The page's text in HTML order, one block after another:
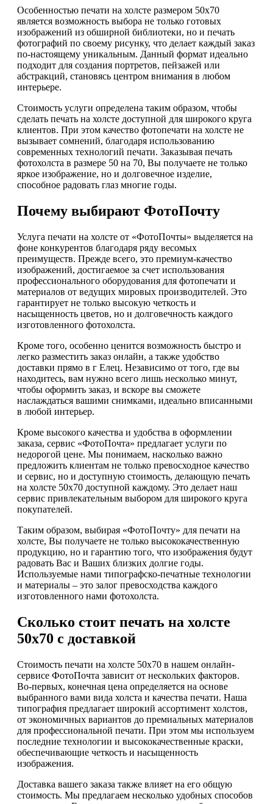
Особенностью печати на холсте размером 50х70
является возможность выбора не только готовых
изображений из обширной библиотеки, но и печать
фотографий по своему рисунку, что делает каждый заказ
по-настоящему уникальным. Данный формат идеально
подходит для создания портретов, пейзажей или
абстракций, становясь центром внимания в любом
интерьере.
Стоимость услуги определена таким образом, чтобы
сделать печать на холсте доступной для широкого круга
клиентов. При этом качество фотопечати на холсте не
вызывает сомнений, благодаря использованию
современных технологий печати. Заказывая печать
фотохолста в размере 50 на 70, Вы получаете не только
яркое изображение, но и долговечное изделие,
способное радовать глаз многие годы.
Почему выбирают ФотоПочту
Услуга печати на холсте от «ФотоПочты» выделяется на
фоне конкурентов благодаря ряду весомых
преимуществ. Прежде всего, это премиум-качество
изображений, достигаемое за счет использования
профессионального оборудования для фотопечати и
материалов от ведущих мировых производителей. Это
гарантирует не только высокую четкость и
насыщенность цветов, но и долговечность каждого
изготовленного фотохолста.
Кроме того, особенно ценится возможность быстро и
легко разместить заказ онлайн, а также удобство
доставки прямо в г Елец. Независимо от того, где вы
находитесь, вам нужно всего лишь несколько минут,
чтобы оформить заказ, и вскоре вы сможете
наслаждаться вашими снимками, идеально вписанными
в любой интерьер.
Кроме высокого качества и удобства в оформлении
заказа, сервис «ФотоПочта» предлагает услуги по
недорогой цене. Мы понимаем, насколько важно
предложить клиентам не только превосходное качество
и сервис, но и доступную стоимость, делающую печать
на холсте 50х70 доступной каждому. Это делает наш
сервис привлекательным выбором для широкого круга
покупателей.
Таким образом, выбирая «ФотоПочту» для печати на
холсте, Вы получаете не только высококачественную
продукцию, но и гарантию того, что изображения будут
радовать Вас и Ваших близких долгие годы.
Используемые нами типографско-печатные технологии
и материалы – это залог превосходства каждого
изготовленного нами фотохолста.
Сколько стоит печать на холсте
50х70 с доставкой
Стоимость печати на холсте 50х70 в нашем онлайн-
сервисе ФотоПочта зависит от нескольких факторов.
Во-первых, конечная цена определяется на основе
выбранного вами вида холста и качества печати. Наша
типография предлагает широкий ассортимент холстов,
от экономичных вариантов до премиальных материалов
для профессиональной печати. При этом мы используем
последние технологии и высококачественные краски,
обеспечивающие четкость и насыщенность
изображения.
Доставка вашего заказа также влияет на его общую
стоимость. Мы предлагаем несколько удобных способов